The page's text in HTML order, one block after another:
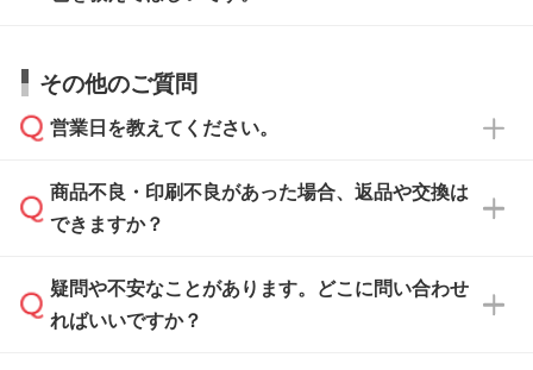
い合わせください。
なお、印刷用データの作り方に関する詳細は、
から添付してお送りください。
しい
解像度の低い画像や、手書きのイラスト、写真
などを、印刷に適したベクターデータに変換し
・フルカラーデータを1色に変換してほしい
お見積・ご注文・
相談いただきますと、担当スタッフがお客様の
ご希望や商品の本体色を確認し、印刷色をご提
本体色がブラック、ネイビーなど濃色の場合は
白色か淡い色の印刷色をおすすめしておりま
本体色がナチュラルなど淡色の場合、印刷をく
っきりと目立たせたいときは濃い印刷色が、柔
らかい雰囲気にしたいときは淡い印刷色が映え
その他のご質問
営業日を教えてください。
営業日は平日の10:00～18:00で、土日祝日はお
休みとなります。注文・見積・お問い合わせ
速やかに対応いたします。
商品不良・印刷不良があった場合、返品や交換は
できますか？
お手数をお掛けいたしますが、至急担当スタッ
フまでご連絡ください。商品の状況を確認し、
疑問や不安なことがあります。どこに問い合わせ
ればいいですか？